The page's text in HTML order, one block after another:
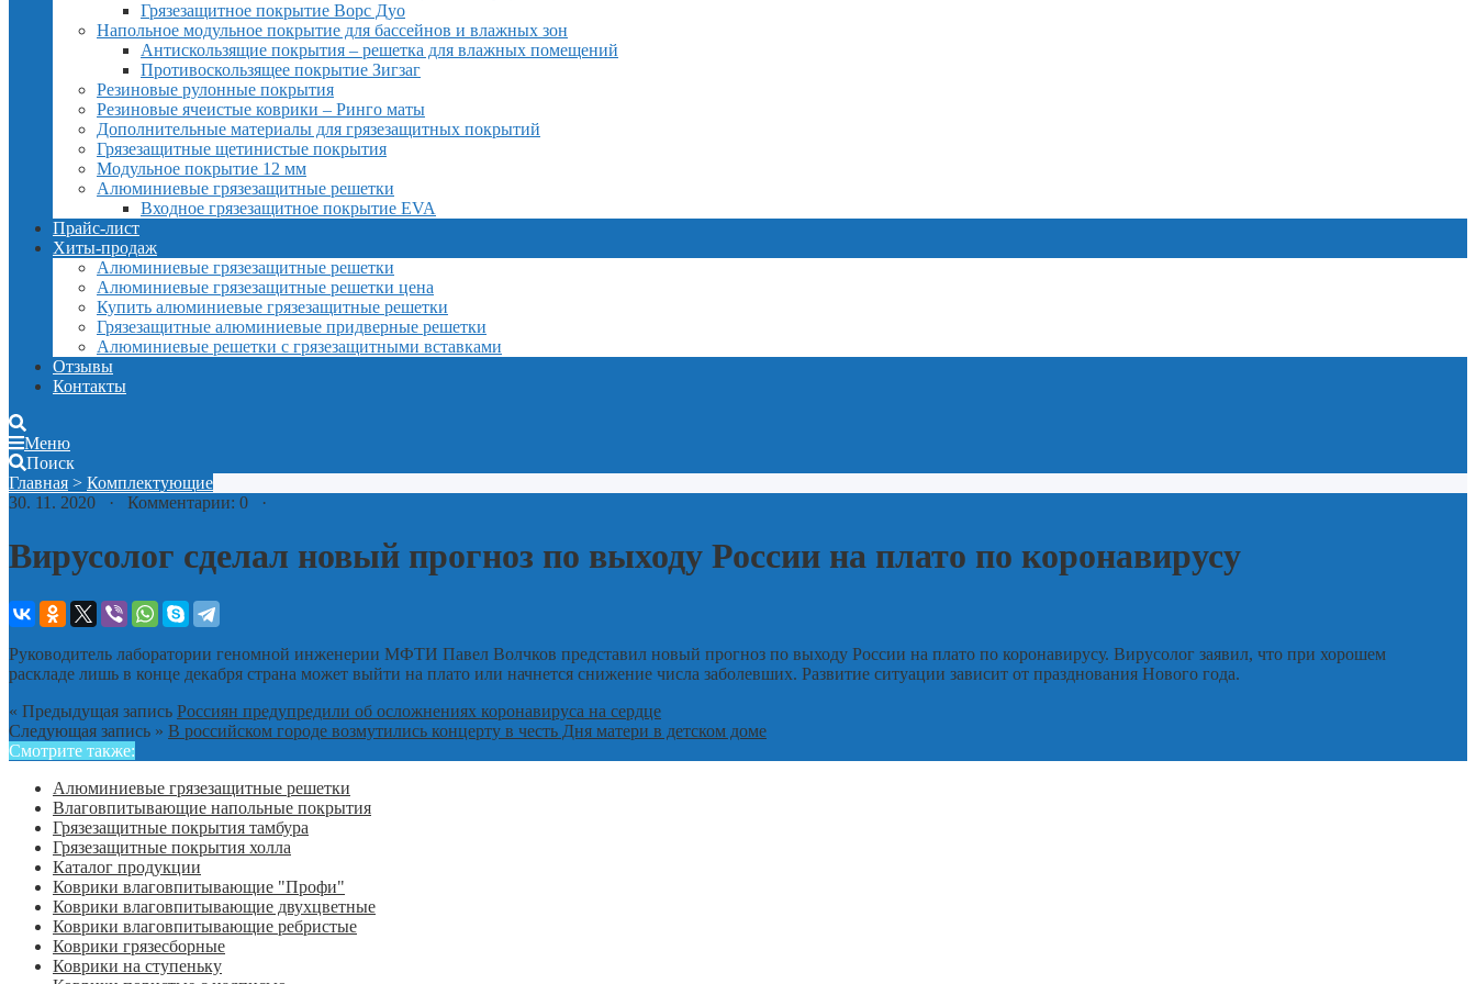
Грязезащитное покрытие Ворс Дуо
Напольное модульное покрытие для бассейнов и влажных зон
Антискользящие покрытия – решетка для влажных помещений
Противоскользящее покрытие Зигзаг
Резиновые рулонные покрытия
Резиновые ячеистые коврики – Ринго маты
Дополнительные материалы для грязезащитных покрытий
Грязезащитные щетинистые покрытия
Модульное покрытие 12 мм
Алюминиевые грязезащитные решетки
Входное грязезащитное покрытие EVA
Прайс-лист
Хиты-продаж
Алюминиевые грязезащитные решетки
Алюминиевые грязезащитные решетки цена
Купить алюминиевые грязезащитные решетки
Грязезащитные алюминиевые придверные решетки
Алюминиевые решетки с грязезащитными вставками
Отзывы
Контакты
Меню
Поиск
Главная > Комплектующие
30. 11. 2020 · Комментарии: 0 ·
Вирусолог сделал новый прогноз по выходу России на плато по коронавирусу
Руководитель лаборатории геномной инженерии МФТИ Павел Волчков представил новый прогноз по выходу России на плато по коронавирусу. Вирусолог заявил, что при хорошем
раскладе лишь в конце декабря страна может выйти на плато или начнется снижение числа заболевших. Развитие ситуации зависит от празднования Нового года.
« Предыдущая запись Россиян предупредили об осложнениях коронавируса на сердце
Следующая запись » В российском городе возмутились концерту в честь Дня матери в детском доме
Смотрите также:
Алюминиевые грязезащитные решетки
Влаговпитывающие напольные покрытия
Грязезащитные покрытия тамбура
Грязезащитные покрытия холла
Каталог продукции
Коврики влаговпитывающие "Профи"
Коврики влаговпитывающие двухцветные
Коврики влаговпитывающие ребристые
Коврики грязесборные
Коврики на ступеньку